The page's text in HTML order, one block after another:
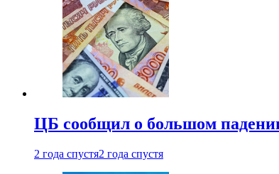
ЦБ сообщил о большом
2 года спустя2 года спустя